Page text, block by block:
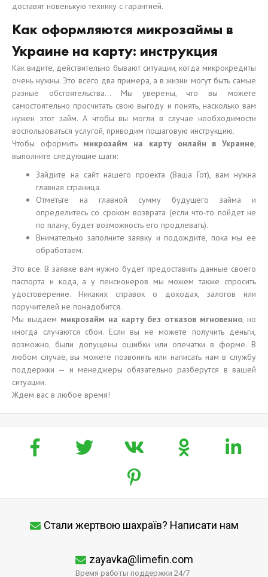
доставят новенькую технику с гарантией.
Как оформляются микрозаймы в
Украине на карту: инструкция
Как видите, действительно бывают ситуации, когда микрокредиты
очень нужны. Это всего два примера, а в жизни могут быть самые
разные обстоятельства… Мы уверены, что вы можете
самостоятельно просчитать свою выгоду и понять, насколько вам
нужен этот займ. А чтобы вы могли в случае необходимости
воспользоваться услугой, приводим пошаговую инструкцию.
Чтобы оформить микрозайм на карту онлайн в Украине,
выполните следующие шаги:
Зайдите на сайт нашего проекта (Ваша Гот), вам нужна
главная страница.
Отметьте на главной сумму будущего займа и
определитесь со сроком возврата (если что-то пойдет не
по плану, будет возможность его продлевать).
Внимательно заполните заявку и подождите, пока мы ее
обработаем.
Это все. В заявке вам нужно будет предоставить данные своего
паспорта и кода, а у пенсионеров мы можем также спросить
удостоверение. Никаких справок о доходах, залогов или
поручителей не понадобится.
Мы выдаем микрозайм на карту без отказов мгновенно, но
иногда случаются сбои. Если вы не можете получить деньги,
возможно, были допущены ошибки или опечатки в форме. В
любом случае, вы можете позвонить или написать нам в службу
поддержки — и менеджеры обязательно разберутся в вашей
ситуации.
Ждем вас в любое время!
Стали жертвою шахраїв? Написати нам
zayavka@limefin.com
Время работы поддержки 24/7